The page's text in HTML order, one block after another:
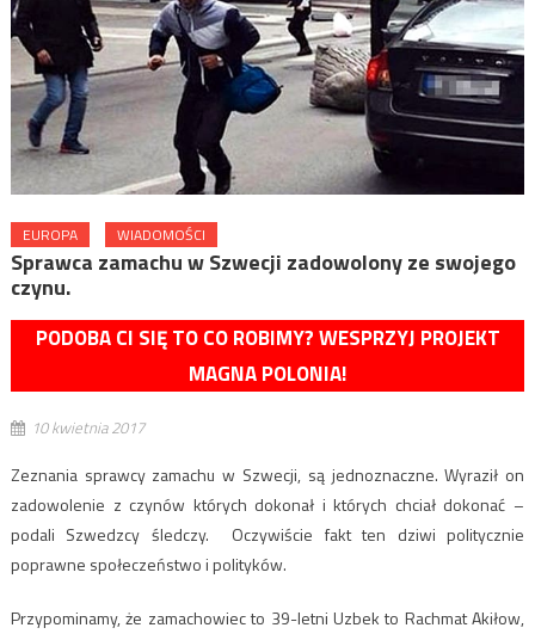
EUROPA WIADOMOŚCI
Sprawca zamachu w Szwecji zadowolony ze swojego
czynu.
PODOBA CI SIĘ TO CO ROBIMY? WESPRZYJ PROJEKT
MAGNA POLONIA!
10 kwietnia 2017
Zeznania sprawcy zamachu w Szwecji, są jednoznaczne. Wyraził on
zadowolenie z czynów których dokonał i których chciał dokonać –
podali Szwedzcy śledczy. Oczywiście fakt ten dziwi politycznie
poprawne społeczeństwo i polityków.
Przypominamy, że zamachowiec to 39-letni Uzbek to Rachmat Akiłow,